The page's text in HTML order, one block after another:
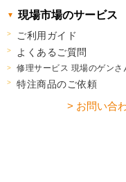
現場市場のサービス
ご利用ガイド
よくあるご質問
修理サービス 現場のゲンさ
特注商品のご依頼
> お問い合